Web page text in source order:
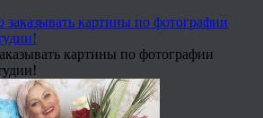
картины по фотографии